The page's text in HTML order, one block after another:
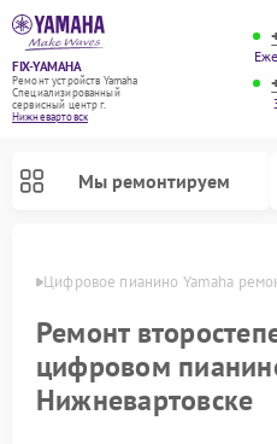
FIX-YAMAHA
Ремонт устройств Yamaha
Специализированный
cервисный центр г.
Нижневартовск
Мы ремонтируем
Цифровое пианино Yamaha
Ремонт
цифровом
Нижневартовске